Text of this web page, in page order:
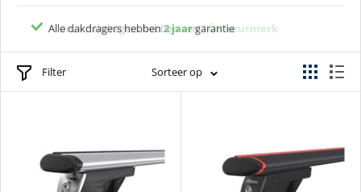
TÜV keurmerk
Alle dakdragers hebben2 jaargarantie
Filter Sorteer op